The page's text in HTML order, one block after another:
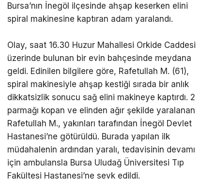
Bursa’nın İnegöl ilçesinde ahşap keserken elini
spiral makinesine kaptıran adam yaralandı.
Olay, saat 16.30 Huzur Mahallesi Orkide Caddesi
üzerinde bulunan bir evin bahçesinde meydana
geldi. Edinilen bilgilere göre, Rafetullah M. (61),
spiral makinesiyle ahşap kestiği sırada bir anlık
dikkatsizlik sonucu sağ elini makineye kaptırdı. 2
parmağı kopan ve elinden ağır şekilde yaralanan
Rafetullah M., yakınları tarafından İnegöl Devlet
Hastanesi’ne götürüldü. Burada yapılan ilk
müdahalenin ardından yaralı, tedavisinin devamı
için ambulansla Bursa Uludağ Üniversitesi Tıp
Fakültesi Hastanesi’ne sevk edildi.